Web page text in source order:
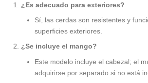
¿Es adecuado para exteriores?
Sí, las cerdas son resistentes y
superficies exteriores.
¿Se incluye el mango?
Este modelo incluye el cabezal; el
adquirirse por separado si no está